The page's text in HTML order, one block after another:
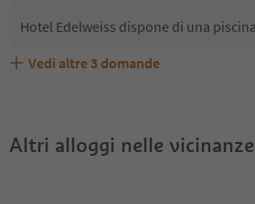
Hotel Edelweiss dispone di una
Hotel Edelweiss accetta animali
Quali servizi/attività sono disponibili
Gli ospiti di Hotel Edelweiss ricevono
Vedi altre 3 domande
Altri alloggi nelle vicinanze